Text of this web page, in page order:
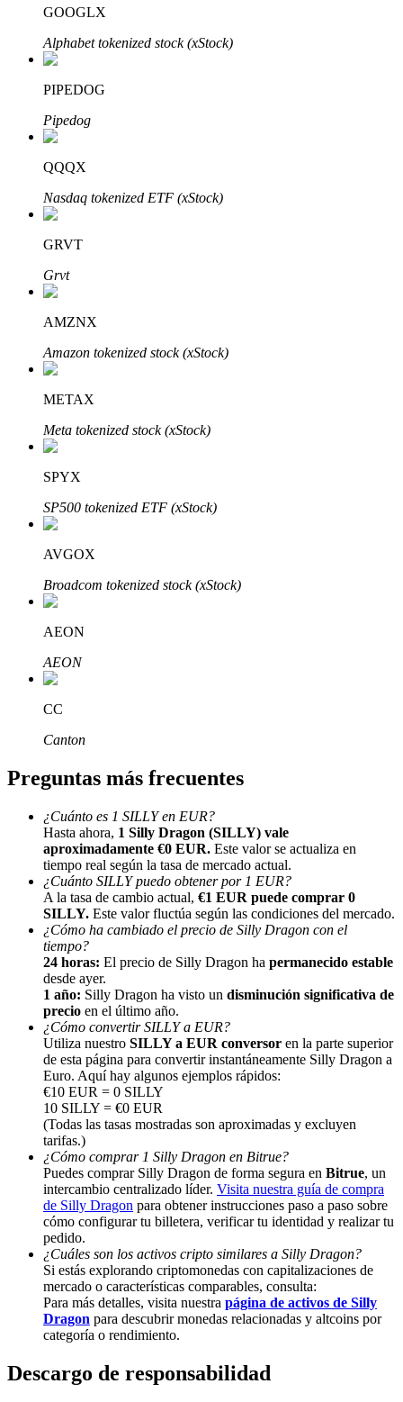
Inversión automática
Obtenga ganancias a largo plazo e intereses flexibles
Bitrue
Bitrue Partners
Afiliados de Bitrue
¡Hasta un 65% de comisiones!
Referencia
Invita a un amigo para recibir recompensas en efectivo
BTC Welcome Rewards
BTC Welcome Rewards
Deposit & Trade BTC to Share 25000 USDT prize pool!
Deposit CASHCAT & Win
Share 500000 CASHCAT prize pool
GOOGLX
Alphabet tokenized stock (xStock)
PIPEDOG
Pipedog
QQQX
Nasdaq tokenized ETF (xStock)
GRVT
Grvt
AMZNX
Amazon tokenized stock (xStock)
METAX
Meta tokenized stock (xStock)
SPYX
SP500 tokenized ETF (xStock)
AVGOX
Broadcom tokenized stock (xStock)
AEON
AEON
CC
Canton
Preguntas más frecuentes
¿Cuánto es 1 SILLY en EUR?
Hasta ahora, 1 Silly Dragon (SILLY) vale
aproximadamente €0 EUR. Este valor se actualiza en
tiempo real según la tasa de mercado actual.
¿Cuánto SILLY puedo obtener por 1 EUR?
A la tasa de cambio actual, €1 EUR puede comprar 0
SILLY. Este valor fluctúa según las condiciones del mercado.
¿Cómo ha cambiado el precio de Silly Dragon con el
tiempo?
24 horas: El precio de Silly Dragon ha permanecido estable
desde ayer.
1 año: Silly Dragon ha visto un disminución significativa de
precio en el último año.
¿Cómo convertir SILLY a EUR?
Utiliza nuestro SILLY a EUR conversor en la parte superior
de esta página para convertir instantáneamente Silly Dragon a
Euro. Aquí hay algunos ejemplos rápidos:
€10 EUR = 0 SILLY
10 SILLY = €0 EUR
(Todas las tasas mostradas son aproximadas y excluyen
tarifas.)
¿Cómo comprar 1 Silly Dragon en Bitrue?
Puedes comprar Silly Dragon de forma segura en Bitrue, un
intercambio centralizado líder. Visita nuestra guía de compra
de Silly Dragon para obtener instrucciones paso a paso sobre
cómo configurar tu billetera, verificar tu identidad y realizar tu
pedido.
¿Cuáles son los activos cripto similares a Silly Dragon?
Si estás explorando criptomonedas con capitalizaciones de
mercado o características comparables, consulta:
Para más detalles, visita nuestra página de activos de Silly
Dragon para descubrir monedas relacionadas y altcoins por
categoría o rendimiento.
Descargo de responsabilidad